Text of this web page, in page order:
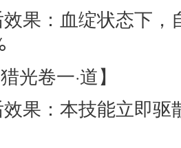
果：血绽状态下，
光卷一·道】
果：本技能立即驱